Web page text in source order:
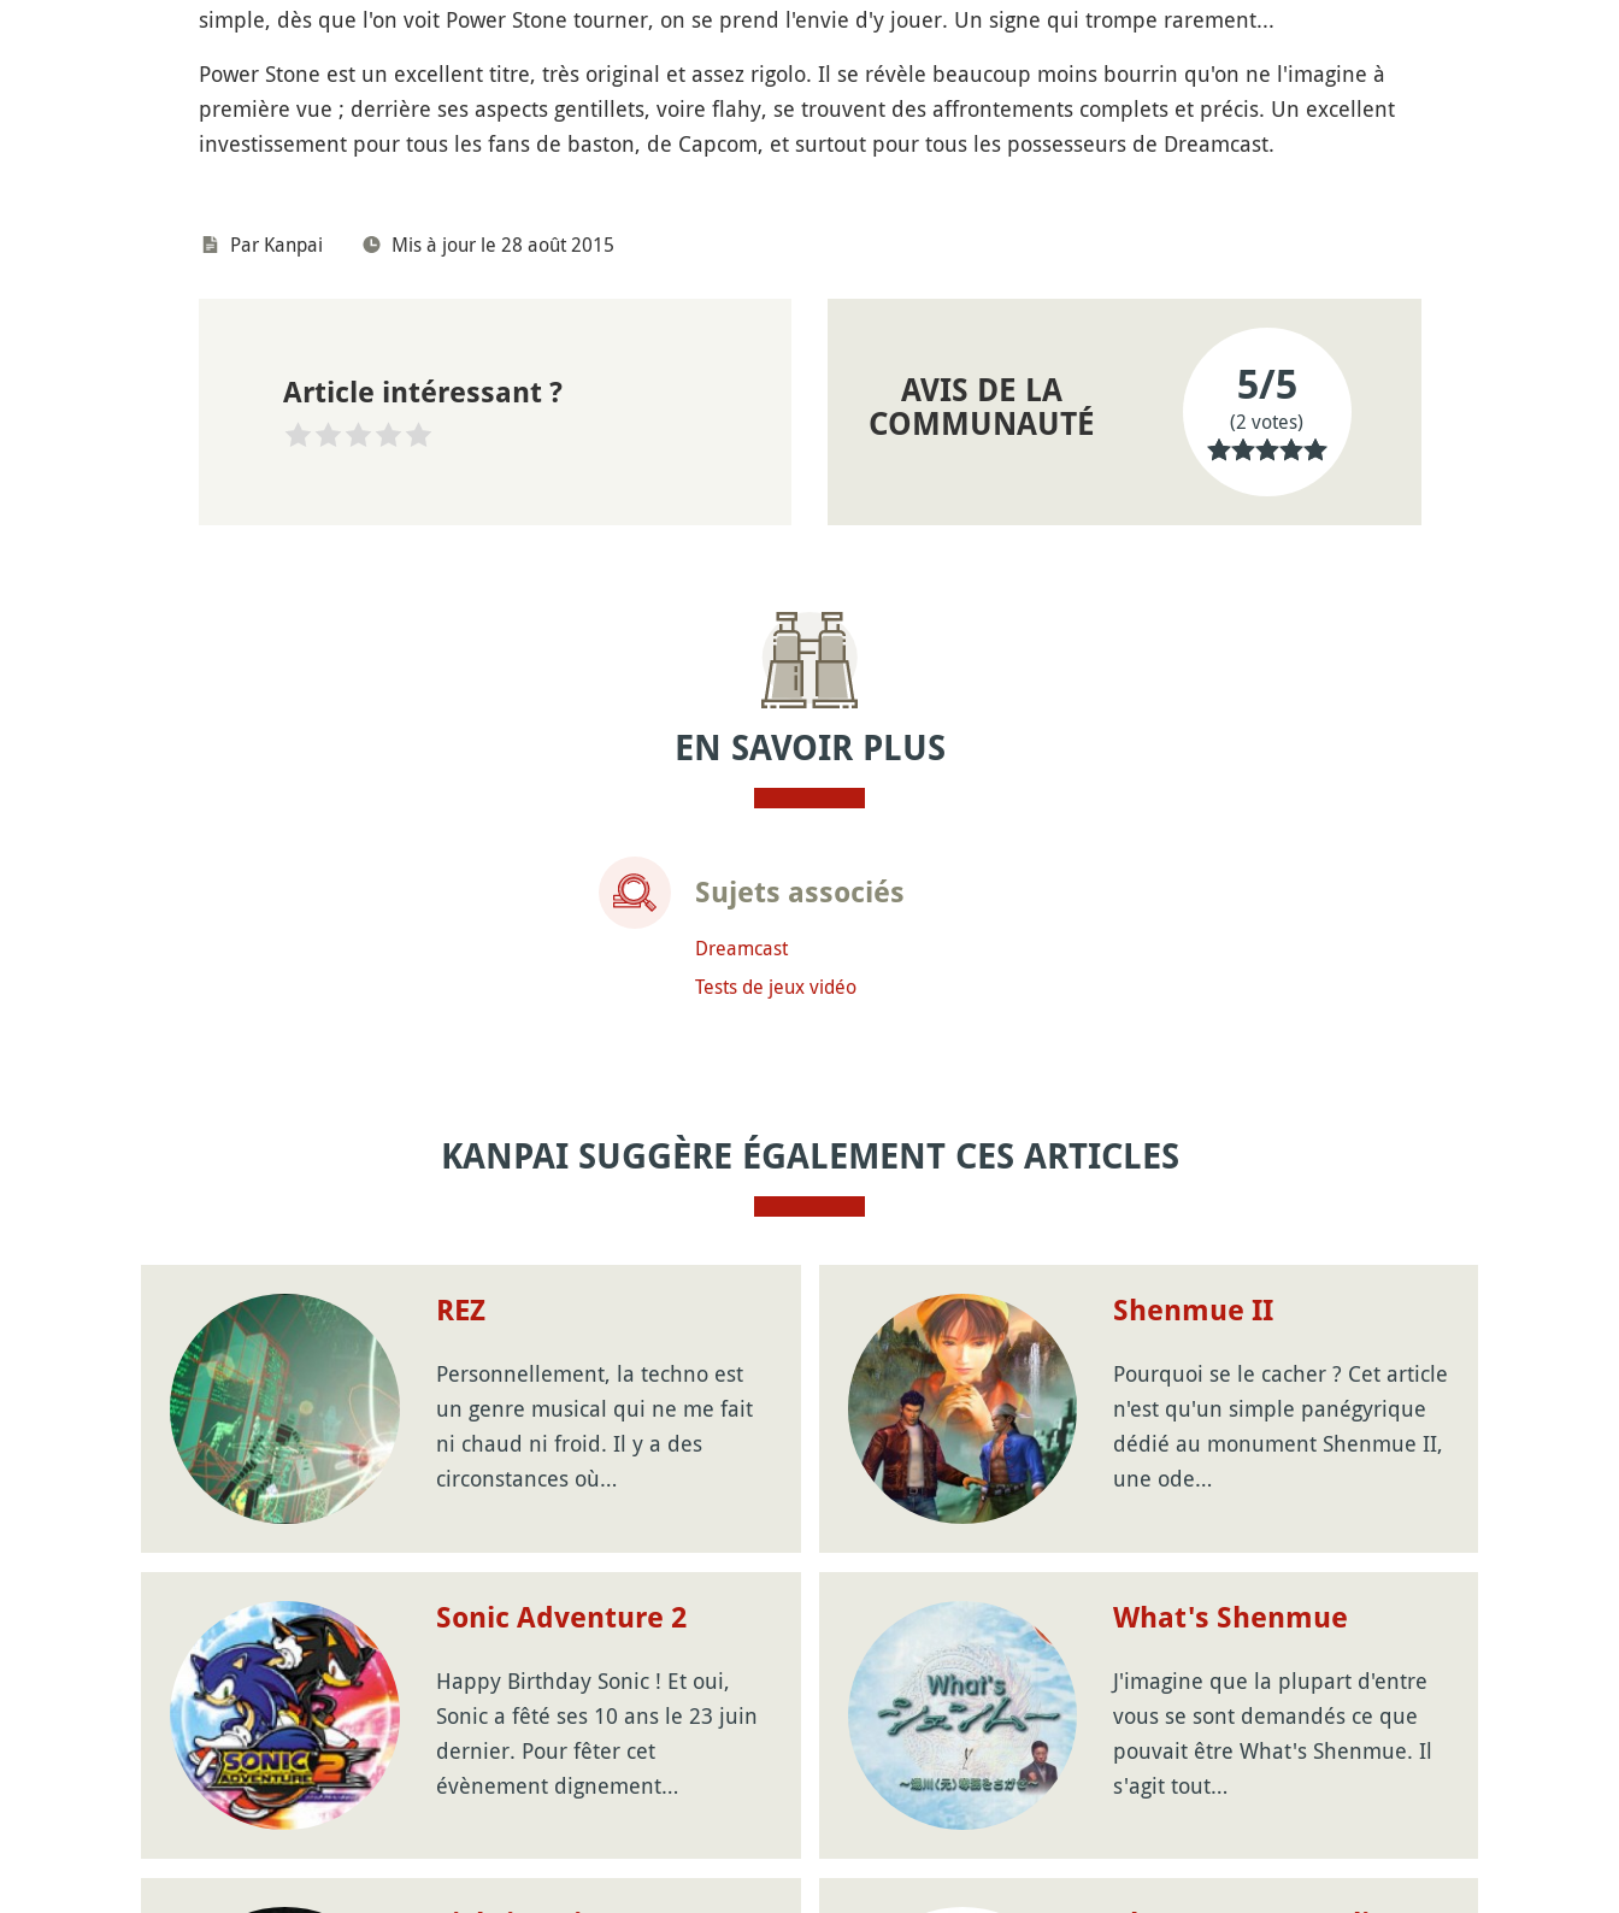
simple, dès que l'on voit Power Stone tourner, on se prend l'envie d'y jouer. Un signe qui trompe rarement...
Power Stone est un excellent titre, très original et assez rigolo. Il se révèle beaucoup moins bourrin qu'on ne l'imagine à
première vue ; derrière ses aspects gentillets, voire flahy, se trouvent des affrontements complets et précis. Un excellent
investissement pour tous les fans de baston, de Capcom, et surtout pour tous les possesseurs de Dreamcast.
Par Kanpai Mis à jour le 28 août 2015
Article intéressant ?
AVIS DE LA
COMMUNAUTÉ
5/5
(2 votes)
EN SAVOIR PLUS
Sujets associés
Dreamcast
Tests de jeux vidéo
KANPAI SUGGÈRE ÉGALEMENT CES ARTICLES
REZ
Personnellement, la techno est
un genre musical qui ne me fait
ni chaud ni froid. Il y a des
circonstances où…
Shenmue II
Pourquoi se le cacher ? Cet article
n'est qu'un simple panégyrique
dédié au monument Shenmue II,
une ode…
Sonic Adventure 2
Happy Birthday Sonic ! Et oui,
Sonic a fêté ses 10 ans le 23 juin
dernier. Pour fêter cet
évènement dignement…
What's Shenmue
J'imagine que la plupart d'entre
vous se sont demandés ce que
pouvait être What's Shenmue. Il
s'agit tout…